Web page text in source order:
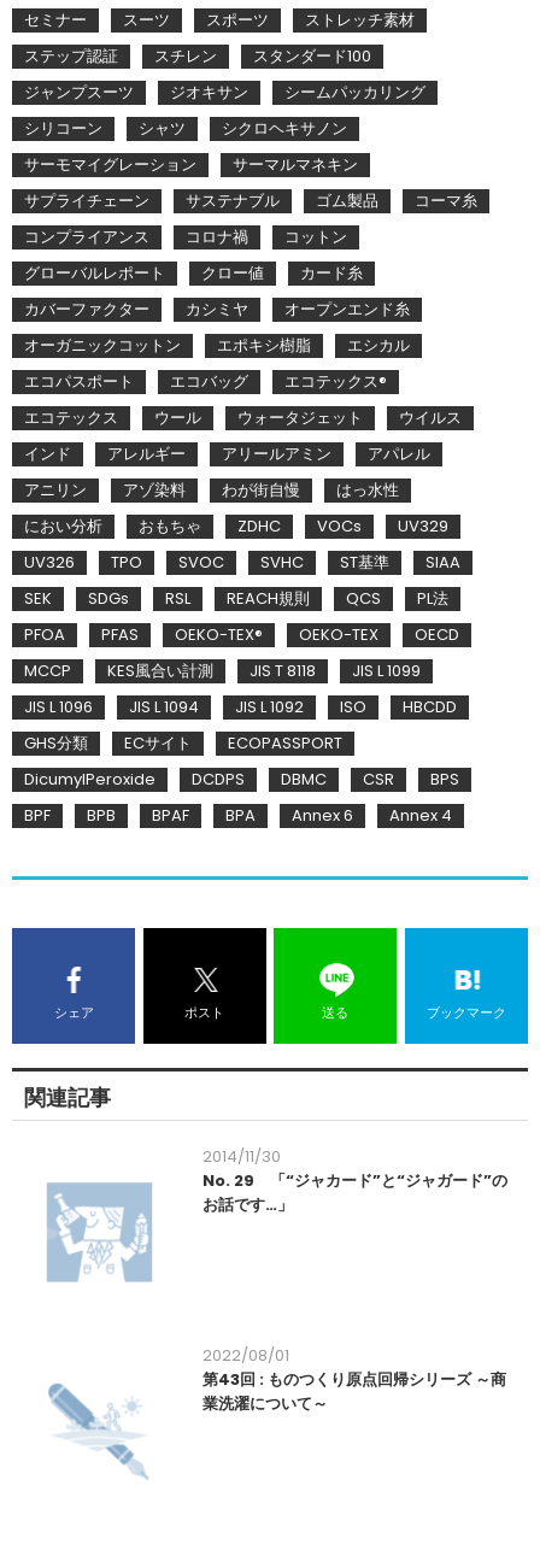
セミナー スーツ スポーツ
ストレッチ素材
ステップ認証
スチレン
スタンダード100
ジャンプスーツ
ジオキサン
シームパッカリング
シリコーン
シャツ
シクロヘキサノン
サーモマイグレーション
サーマルマネキン
サプライチェーン
サステナブル ゴム製品
コーマ糸
コンプライアンス
コロナ禍
コットン
グローバルレポート
クロー値
カード糸
カバーファクター
カシミヤ
オープンエンド糸
オーガニックコットン
エポキシ樹脂
エシカル
エコパスポート
エコバッグ
エコテックス®
エコテックス
ウール ウォータジェット
ウイルス
インド
アレルギー アリールアミン
アパレル
アニリン
アゾ染料 わが街自慢
はっ水性
におい分析
おもちゃ ZDHC VOCs
UV329
UV326
TPO SVOC SVHC ST基準
SIAA
SEK
SDGs RSL REACH規則 QCS
PL法
PFOA
PFAS OEKO-TEX® OEKO-TEX
OECD
MCCP
KES風合い計測 JIS T 8118
JIS L 1099
JIS L 1096
JIS L 1094 JIS L 1092 ISO
HBCDD
GHS分類
ECサイト
ECOPASSPORT
DicumylPeroxide
DCDPS DBMC CSR
BPS
BPF
BPB BPAF BPA Annex 6 Annex 4
シェア ポスト 送る ブックマーク
関連記事
2014/11/30
No. 29 「“ジャカード”と“ジャガード”の
お話です…」
2022/08/01
第43回 : ものつくり原点回帰シリーズ ～商
業洗濯について～